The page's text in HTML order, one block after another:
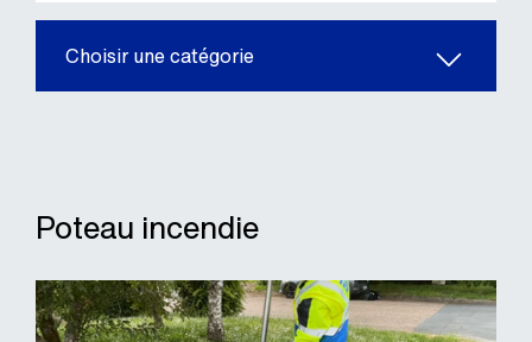
Choisir une catégorie
Poteau incendie